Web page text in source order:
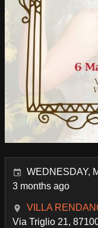
WEDNESDAY,
3 months ago
VILLA
Via Triglio 21,